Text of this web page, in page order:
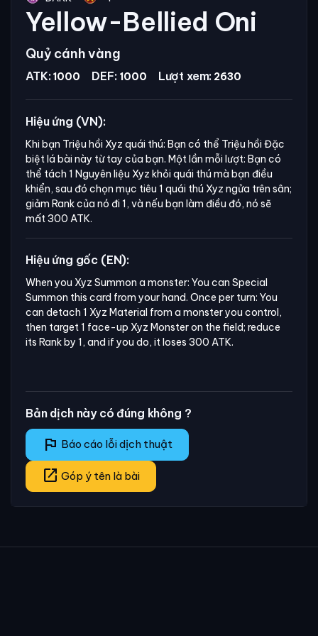
Yellow-Bellied Oni
Quỷ cánh vàng
ATK: 1000 DEF: 1000 Lượt xem: 2630
Hiệu ứng (VN):
Khi bạn Triệu hồi Xyz quái thú: Bạn có thể Triệu hồi Đặc
biệt lá bài này từ tay của bạn. Một lần mỗi lượt: Bạn có
thể tách 1 Nguyên liệu Xyz khỏi quái thú mà bạn điều
khiển, sau đó chọn mục tiêu 1 quái thú Xyz ngửa trên sân;
giảm Rank của nó đi 1, và nếu bạn làm điều đó, nó sẽ
mất 300 ATK.
Hiệu ứng gốc (EN):
When you Xyz Summon a monster: You can Special
Summon this card from your hand. Once per turn: You
can detach 1 Xyz Material from a monster you control,
then target 1 face-up Xyz Monster on the field; reduce
its Rank by 1, and if you do, it loses 300 ATK.
Bản dịch này có đúng không ?
flag Báo cáo lỗi dịch thuật
open_in_new Góp ý tên là bài